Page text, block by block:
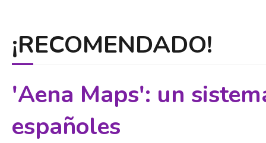
¡RECOMENDADO!
'Aena Maps': un
españoles